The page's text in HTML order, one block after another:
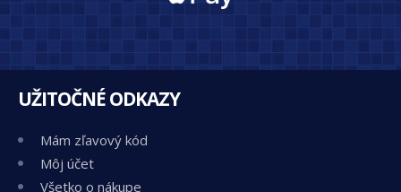
UŽITOČNÉ ODKAZY
Mám zľavový kód
Môj účet
Všetko o nákupe